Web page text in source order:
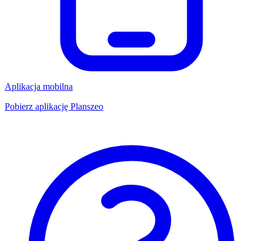
Aplikacja mobilna
Pobierz aplikację Planszeo